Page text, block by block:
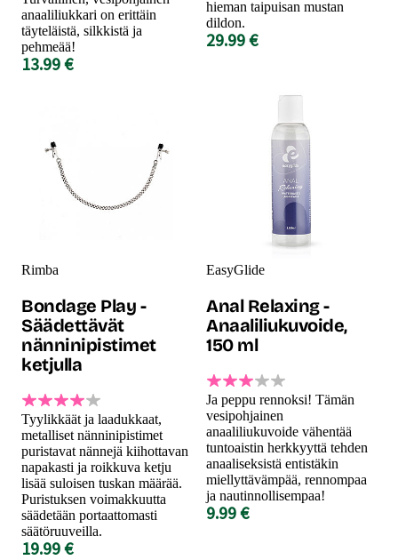
anaaliliukkari on erittäin
täyteläistä, silkkistä ja
pehmeää!
13.99 €
hieman taipuisan mustan
dildon.
29.99 €
Rimba
Bondage Play -
Säädettävät
nänninipistimet
ketjulla
Tyylikkäät ja laadukkaat,
metalliset nänninipistimet
puristavat nännejä kiihottavan
napakasti ja roikkuva ketju
lisää suloisen tuskan määrää.
Puristuksen voimakkuutta
säädetään portaattomasti
säätöruuveilla.
19.99 €
EasyGlide
Anal Relaxing -
Anaaliliukuvoide,
150 ml
Ja peppu rennoksi! Tämän
vesipohjainen
anaaliliukuvoide vähentää
tuntoaistin herkkyyttä tehden
anaaliseksistä entistäkin
miellyttävämpää, rennompaa
ja nautinnollisempaa!
9.99 €